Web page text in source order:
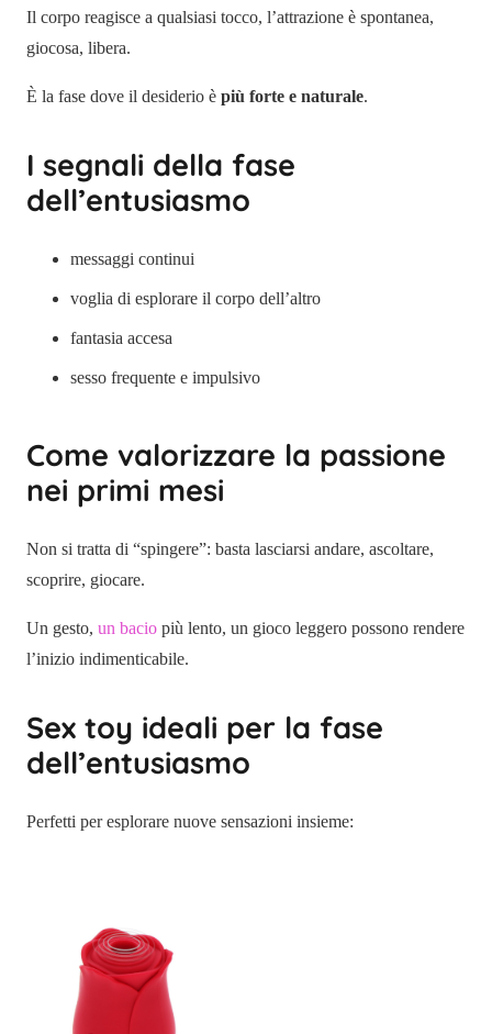
Il corpo reagisce a qualsiasi tocco, l’attrazione è spontanea,
giocosa, libera.
È la fase dove il desiderio è più forte e naturale.
I segnali della fase
dell’entusiasmo
messaggi continui
voglia di esplorare il corpo dell’altro
fantasia accesa
sesso frequente e impulsivo
Come valorizzare la passione
nei primi mesi
Non si tratta di “spingere”: basta lasciarsi andare, ascoltare,
scoprire, giocare.
Un gesto, un bacio più lento, un gioco leggero possono rendere
l’inizio indimenticabile.
Sex toy ideali per la fase
dell’entusiasmo
Perfetti per esplorare nuove sensazioni insieme: